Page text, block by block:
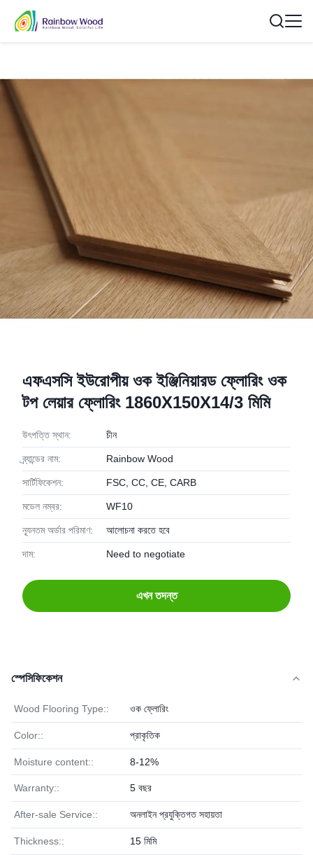
এফএসসি ইউরোপীয় ওক ইঞ্জিনিয়ারড ফ্লোরিং ওক
টপ লেয়ার ফ্লোরিং 1860X150X14/3 মিমি
উৎপত্তি স্থান: চীন
ব্র্যান্ডের নাম: Rainbow Wood
সার্টিফিকেশন: FSC, CC, CE, CARB
মডেল নম্বর: WF10
ন্যূনতম অর্ডার পরিমাণ: আলোচনা করতে হবে
দাম: Need to negotiate
এখন তদন্ত
স্পেসিফিকেশন
Wood Flooring Type:: ওক ফ্লোরিং
Color:: প্রাকৃতিক
Moisture content:: 8-12%
Warranty:: 5 বছর
After-sale Service:: অনলাইন প্রযুক্তিগত সহায়তা
Thickness:: 15 মিমি